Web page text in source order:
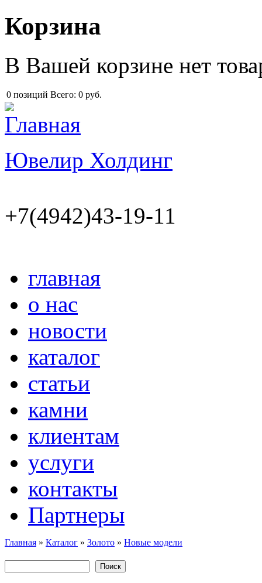
Перейти к основному содержанию
Корзина
В Вашей корзине нет
0 позиций Всего: 0 руб.
Ювелир Холдинг
+7(4942)43-19-11
главная
о нас
новости
каталог
статьи
камни
клиентам
услуги
контакты
Партнеры
Вы здесь
Главная » Каталог » Золото » Новые модели
Форма поиска